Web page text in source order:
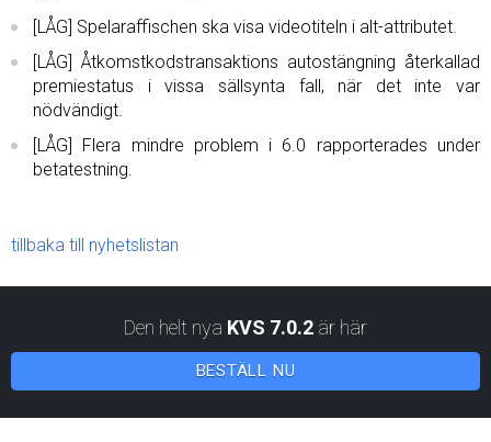
[LÅG] Spelaraffischen ska visa videotiteln i alt-attributet.
[LÅG] Åtkomstkodstransaktions autostängning återkallad
premiestatus i vissa sällsynta fall, när det inte var
nödvändigt.
[LÅG] Flera mindre problem i 6.0 rapporterades under
betatestning.
tillbaka till nyhetslistan
Den helt nya KVS 7.0.2 är här
BESTÄLL NU